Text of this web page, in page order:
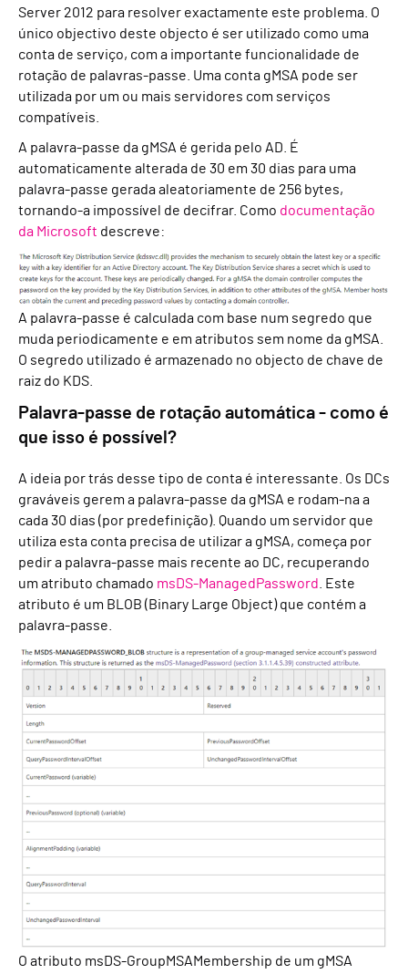
Server 2012 para resolver exactamente este problema. O
único objectivo deste objecto é ser utilizado como uma
conta de serviço, com a importante funcionalidade de
rotação de palavras-passe. Uma conta gMSA pode ser
utilizada por um ou mais servidores com serviços
compatíveis.
A palavra-passe da gMSA é gerida pelo AD. É
automaticamente alterada de 30 em 30 dias para uma
palavra-passe gerada aleatoriamente de 256 bytes,
tornando-a impossível de decifrar. Como documentação
da Microsoft descreve:
A palavra-passe é calculada com base num segredo que
muda periodicamente e em atributos sem nome da gMSA.
O segredo utilizado é armazenado no objecto de chave de
raiz do KDS.
Palavra-passe de rotação automática - como é
que isso é possível?
A ideia por trás desse tipo de conta é interessante. Os DCs
graváveis gerem a palavra-passe da gMSA e rodam-na a
cada 30 dias (por predefinição). Quando um servidor que
utiliza esta conta precisa de utilizar a gMSA, começa por
pedir a palavra-passe mais recente ao DC, recuperando
um atributo chamado msDS-ManagedPassword
. Este
atributo é um BLOB (Binary Large Object) que contém a
palavra-passe.
O atributo msDS-GroupMSAMembership de um gMSA